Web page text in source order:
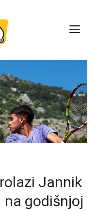
Jannik
na godišnjoj